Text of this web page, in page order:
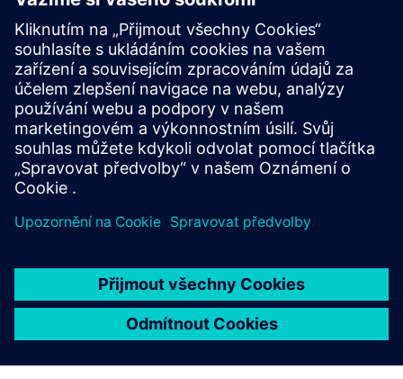
gPROMS for sustainability
Use Digital Twins to accelerate low-carbon process
innovation. Systematically explore designs and
reduce pilot costs to bring sustainable processes to
market faster.